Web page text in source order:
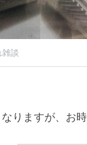
雑談
りますが、お